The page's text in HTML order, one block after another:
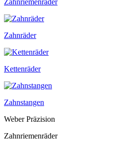
Zahnriemenräder
Zahnräder
Kettenräder
Zahnstangen
Weber Präzision
Zahnriemenräder